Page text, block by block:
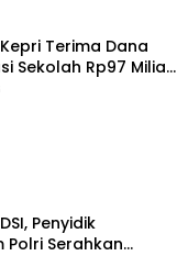
Terima Dana
Sekolah Rp97 Miliar,
3T di Kepri
Penyidik
Polri Serahkan
Tersangka AS ke